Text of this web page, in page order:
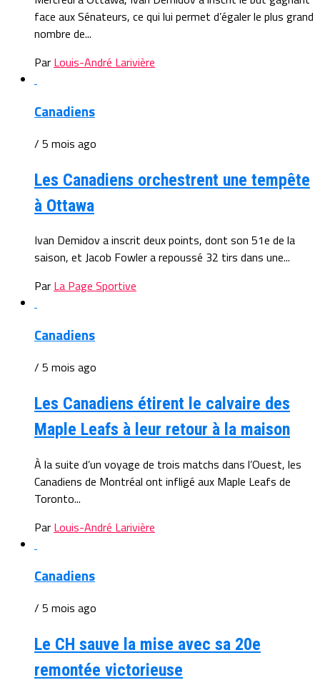
face aux Sénateurs, ce qui lui permet d’égaler le plus grand
nombre de...
Par Louis-André Larivière
Canadiens
/ 5 mois ago
Les Canadiens orchestrent une tempête
à Ottawa
Ivan Demidov a inscrit deux points, dont son 51e de la
saison, et Jacob Fowler a repoussé 32 tirs dans une...
Par La Page Sportive
Canadiens
/ 5 mois ago
Les Canadiens étirent le calvaire des
Maple Leafs à leur retour à la maison
À la suite d’un voyage de trois matchs dans l’Ouest, les
Canadiens de Montréal ont infligé aux Maple Leafs de
Toronto...
Par Louis-André Larivière
Canadiens
/ 5 mois ago
Le CH sauve la mise avec sa 20e
remontée victorieuse